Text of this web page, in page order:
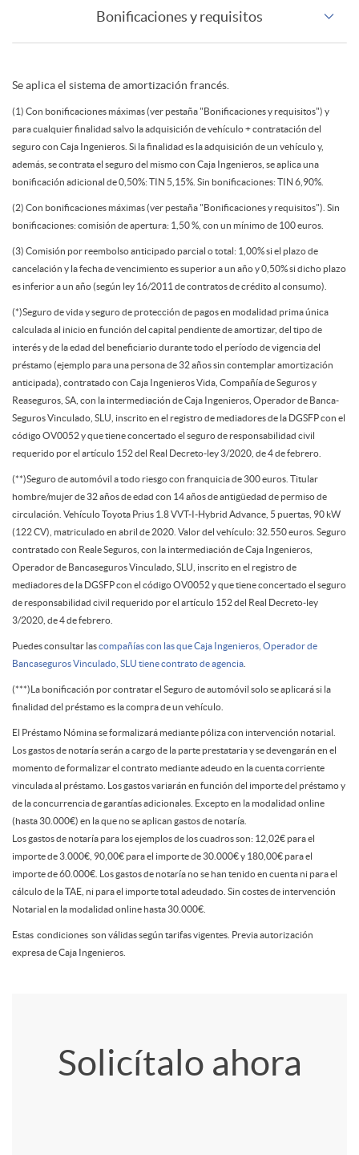
n
a
2
0
2
1
e
s
t
a
m
o
N
o
m
i
n
a
2
0
2
1
s
t
a
ñ
a
s
P
r
e
s
t
a
m
o
N
o
m
i
Bonificaciones y requisitos
D
i
s
c
l
a
i
m
e
r
P
r
e
s
t
a
m
o
Se aplica el sistema de amortización francés.
(1) Con bonificaciones máximas (ver pestaña "Bonificaciones y requisitos") y
para cualquier finalidad salvo la adquisición de vehículo + contratación del
seguro con Caja Ingenieros. Si la finalidad es la adquisición de un vehículo y,
además, se contrata el seguro del mismo con Caja Ingenieros, se aplica una
bonificación adicional de 0,50%: TIN 5,15%. Sin bonificaciones: TIN 6,90%.
(2) Con bonificaciones máximas (ver pestaña "Bonificaciones y requisitos"). Sin
bonificaciones: comisión de apertura: 1,50 %, con un mínimo de 100 euros.
(3) Comisión por reembolso anticipado parcial o total: 1,00% si el plazo de
cancelación y la fecha de vencimiento es superior a un año y 0,50% si dicho plazo
es inferior a un año (según ley 16/2011 de contratos de crédito al consumo).
(*)Seguro de vida y seguro de protección de pagos en modalidad prima única
calculada al inicio en función del capital pendiente de amortizar, del tipo de
interés y de la edad del beneficiario durante todo el período de vigencia del
préstamo (ejemplo para una persona de 32 años sin contemplar amortización
anticipada), contratado con Caja Ingenieros Vida, Compañía de Seguros y
Reaseguros, SA, con la intermediación de Caja Ingenieros, Operador de Banca-
Seguros Vinculado, SLU, inscrito en el registro de mediadores de la DGSFP con el
código OV0052 y que tiene concertado el seguro de responsabilidad civil
requerido por el artículo 152 del Real Decreto-ley 3/2020, de 4 de febrero.
(**)Seguro de automóvil a todo riesgo con franquicia de 300 euros. Titular
hombre/mujer de 32 años de edad con 14 años de antigüedad de permiso de
circulación. Vehículo Toyota Prius 1.8 VVT-I-Hybrid Advance, 5 puertas, 90 kW
(122 CV), matriculado en abril de 2020. Valor del vehículo: 32.550 euros. Seguro
contratado con Reale Seguros, con la intermediación de Caja Ingenieros,
Operador de Bancaseguros Vinculado, SLU, inscrito en el registro de
mediadores de la DGSFP con el código OV0052 y que tiene concertado el seguro
de responsabilidad civil requerido por el artículo 152 del Real Decreto-ley
3/2020, de 4 de febrero.
Puedes consultar lascompañías con las que Caja Ingenieros, Operador de
Bancaseguros Vinculado, SLU tiene contrato de agencia
(***)La bonificación por contratar el Seguro de automóvil solo se aplicará si la
finalidad del préstamo es la compra de un vehículo.
El Préstamo Nómina se formalizará mediante póliza con intervención notarial.
Los gastos de notaría serán a cargo de la parte prestataria y se devengarán en el
momento de formalizar el contrato mediante adeudo en la cuenta corriente
vinculada al préstamo. Los gastos variarán en función del importe del préstamo y
de la concurrencia de garantías adicionales. Excepto en la modalidad online
(hasta 30.000€) en la que no se aplican gastos de notaría.
Los gastos de notaría para los ejemplos de los cuadros son: 12,02€ para el
importe de 3.000€, 90,00€ para el importe de 30.000€ y 180,00€ para el
importe de 60.000€. Los gastos de notaría no se han tenido en cuenta ni para el
cálculo de la TAE, ni para el importe total adeudado. Sin costes de intervención
Notarial en la modalidad online hasta 30.000€.
Estas condiciones son válidas según tarifas vigentes. Previa autorización
expresa de Caja Ingenieros.
Solicítalo ahora